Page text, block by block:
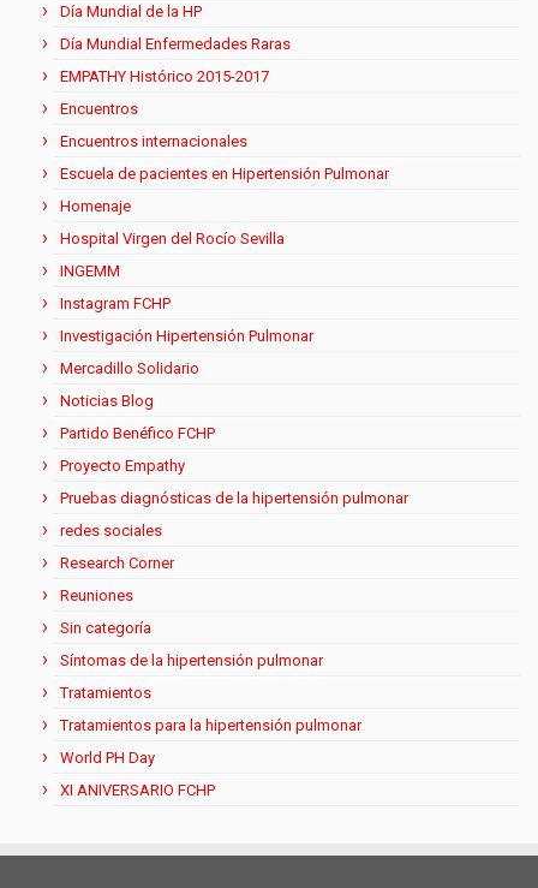
Día Mundial de la HP
Día Mundial Enfermedades Raras
EMPATHY Histórico 2015-2017
Encuentros
Encuentros internacionales
Escuela de pacientes en Hipertensión Pulmonar
Homenaje
Hospital Virgen del Rocío Sevilla
INGEMM
Instagram FCHP
Investigación Hipertensión Pulmonar
Mercadillo Solidario
Noticias Blog
Partido Benéfico FCHP
Proyecto Empathy
Pruebas diagnósticas de la hipertensión pulmonar
redes sociales
Research Corner
Reuniones
Sin categoría
Síntomas de la hipertensión pulmonar
Tratamientos
Tratamientos para la hipertensión pulmonar
World PH Day
XI ANIVERSARIO FCHP